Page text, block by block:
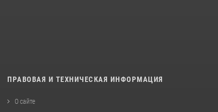
ПРАВОВАЯ И ТЕХНИЧЕСКАЯ ИНФОРМАЦИЯ
О сайте